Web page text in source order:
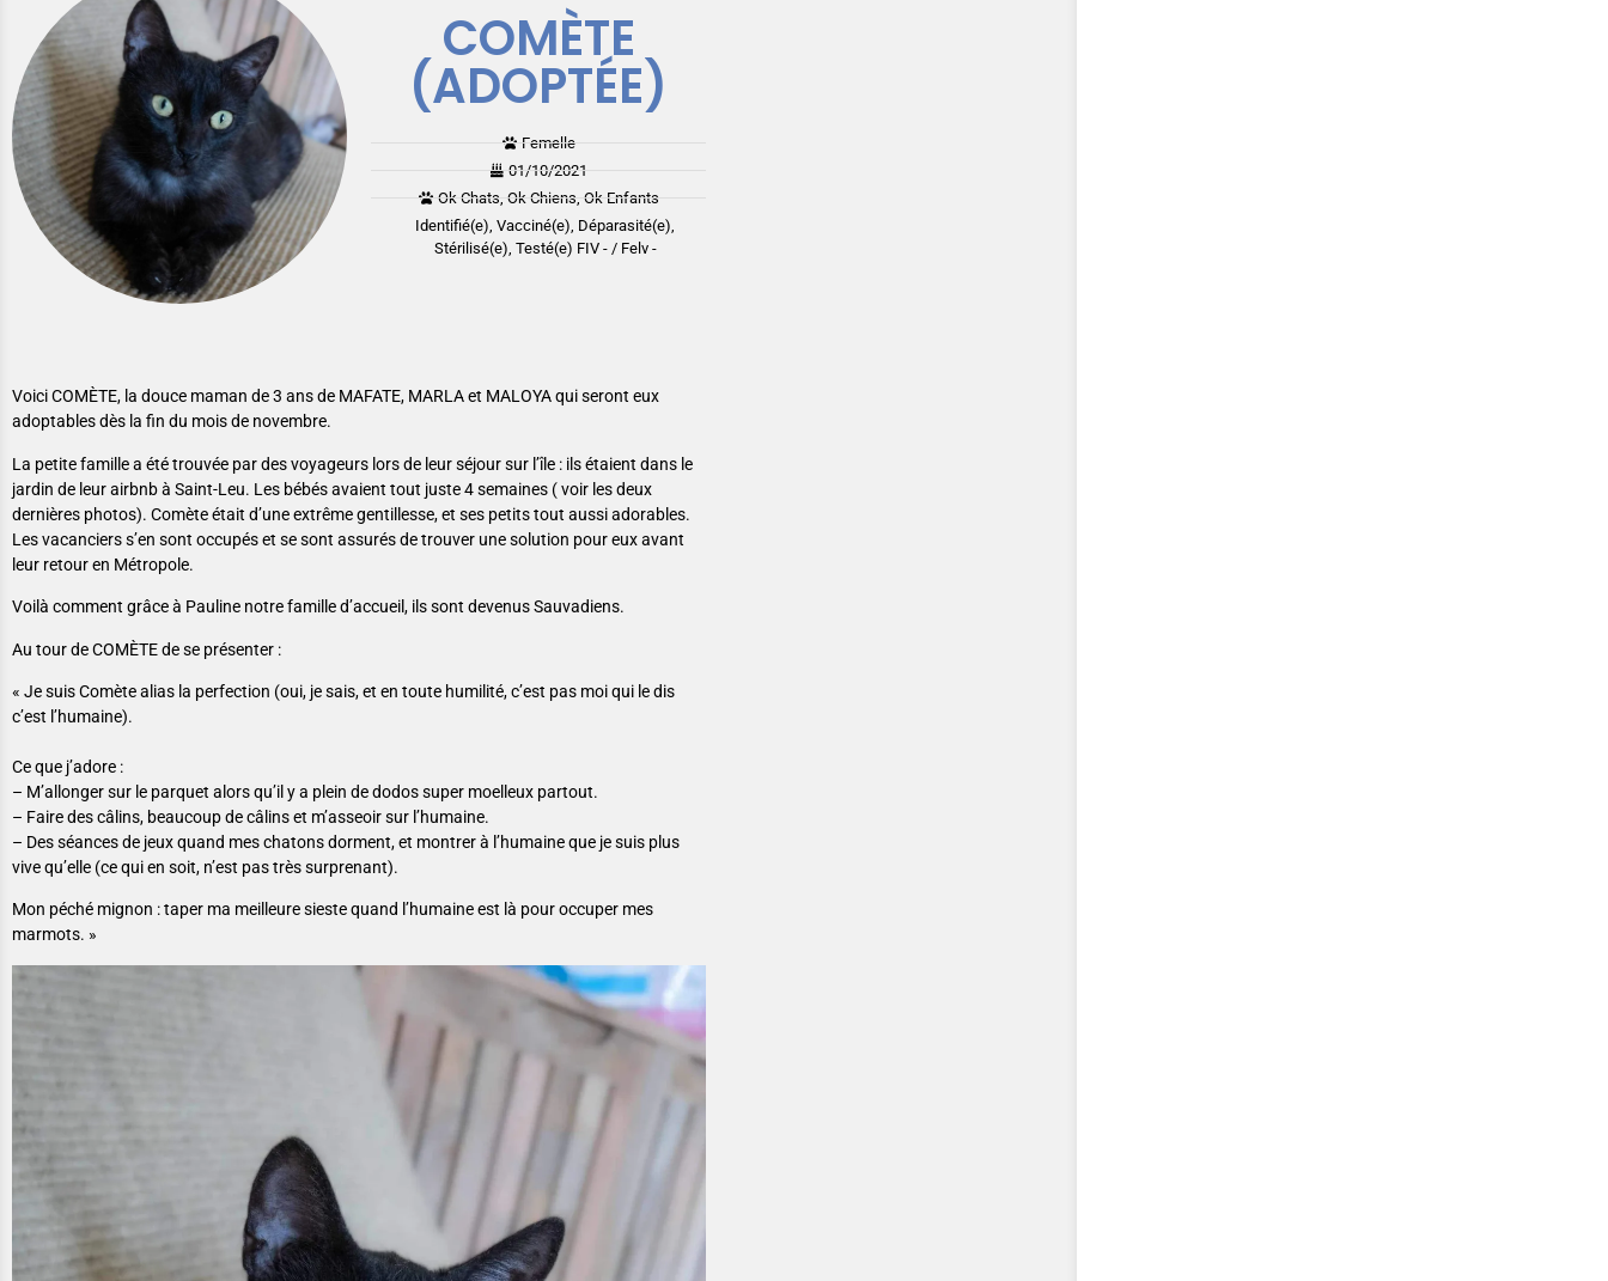
COMÈTE
(ADOPTÉE)
Femelle
01/10/2021
Ok Chats, Ok Chiens, Ok Enfants
Identifié(e), Vacciné(e), Déparasité(e),
Stérilisé(e), Testé(e) FIV - / Felv -
Voici COMÈTE, la douce maman de 3 ans de MAFATE, MARLA et MALOYA qui seront eux
adoptables dès la fin du mois de novembre.
La petite famille a été trouvée par des voyageurs lors de leur séjour sur l’île : ils étaient dans le
jardin de leur airbnb à Saint-Leu. Les bébés avaient tout juste 4 semaines ( voir les deux
dernières photos). Comète était d’une extrême gentillesse, et ses petits tout aussi adorables.
Les vacanciers s’en sont occupés et se sont assurés de trouver une solution pour eux avant
leur retour en Métropole.
Voilà comment grâce à Pauline notre famille d’accueil, ils sont devenus Sauvadiens.
Au tour de COMÈTE de se présenter :
« Je suis Comète alias la perfection (oui, je sais, et en toute humilité, c’est pas moi qui le dis
c’est l’humaine).
Ce que j’adore :
– M’allonger sur le parquet alors qu’il y a plein de dodos super moelleux partout.
– Faire des câlins, beaucoup de câlins et m’asseoir sur l’humaine.
– Des séances de jeux quand mes chatons dorment, et montrer à l’humaine que je suis plus
vive qu’elle (ce qui en soit, n’est pas très surprenant).
Mon péché mignon : taper ma meilleure sieste quand l’humaine est là pour occuper mes
marmots. »